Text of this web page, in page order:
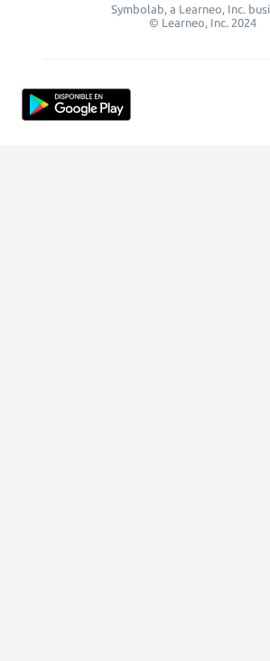
Symbolab, a Learneo, Inc.
© Learneo, Inc. 2024